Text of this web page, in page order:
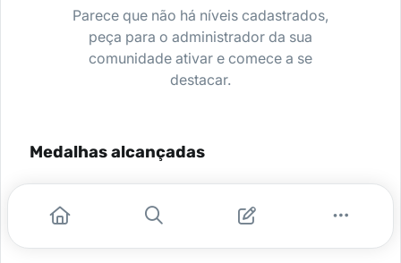
Parece que não há níveis cadastrados,
peça para o administrador da sua
comunidade ativar e comece a se
destacar.
Medalhas alcançadas
Nenhuma medalha encontrada